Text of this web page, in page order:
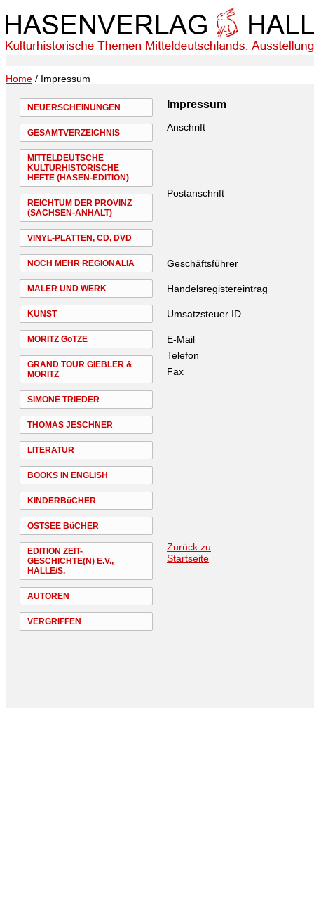
Home / Impressum
NEUERSCHEINUNGEN
GESAMTVERZEICHNIS
MITTELDEUTSCHE
KULTURHISTORISCHE
HEFTE (HASEN-EDITION)
REICHTUM DER PROVINZ
(SACHSEN-ANHALT)
VINYL-PLATTEN, CD, DVD
NOCH MEHR REGIONALIA
MALER UND WERK
KUNST
MORITZ GöTZE
GRAND TOUR GIEBLER &
MORITZ
SIMONE TRIEDER
THOMAS JESCHNER
LITERATUR
BOOKS IN ENGLISH
KINDERBüCHER
OSTSEE BüCHER
EDITION ZEIT-
GESCHICHTE(N) E.V.,
HALLE/S.
AUTOREN
VERGRIFFEN
Impressum
Anschrift
Postanschrift
Geschäftsführer
Handelsregistereintrag
Umsatzsteuer ID
E-Mail
Telefon
Fax
Zurück zu
Startseite